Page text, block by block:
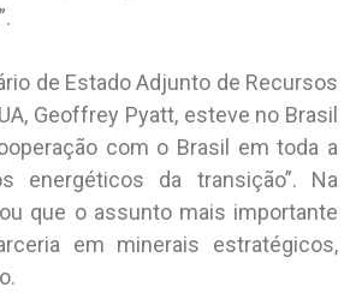
de Estado Adjunto de Recursos
Geoffrey Pyatt, esteve no Brasil
com o Brasil em toda a
energéticos da transição”. Na
que o assunto mais importante
em minerais estratégicos,